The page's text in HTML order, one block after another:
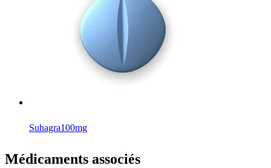
Suhagra100mg
Médicaments associés